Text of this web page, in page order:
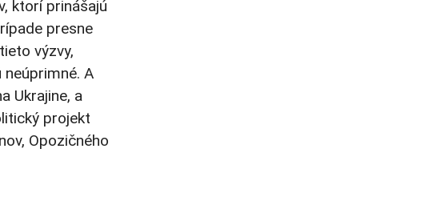
ktorí prinášajú
presne
výzvy,
neúprimné. A
Ukrajine, a
projekt
Opozičného